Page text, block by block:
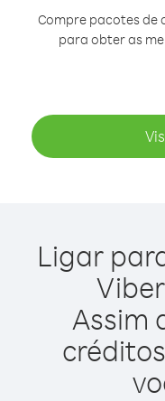
Compre pacotes de
para obter as
Ligar
Assim